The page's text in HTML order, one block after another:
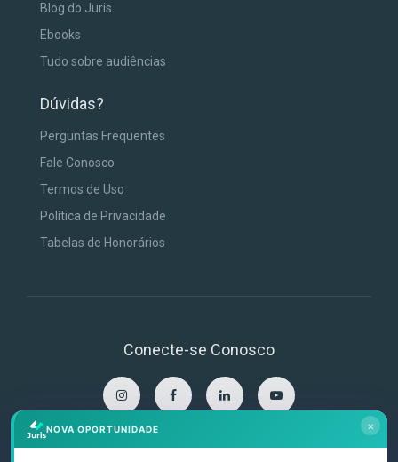
Blog do Juris
Ebooks
Tudo sobre audiências
Dúvidas?
Perguntas Frequentes
Fale Conosco
Termos de Uso
Política de Privacidade
Tabelas de Honorários
Conecte-se Conosco
×
NOVA OPORTUNIDADE